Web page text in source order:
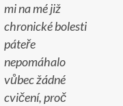
mi na mé již
chronické bolesti
páteře
nepomáhalo
vůbec žádné
cvičení, proč